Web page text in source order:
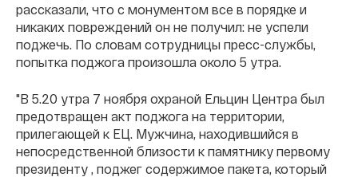
рассказали, что с монументом все в порядке и
никаких повреждений он не получил: не успели
поджечь. По словам сотрудницы пресс-службы,
попытка поджога произошла около 5 утра.
"В 5.20 утра 7 ноября охраной Ельцин Центра был
предотвращен акт поджога на территории,
прилегающей к ЕЦ. Мужчина, находившийся в
непосредственной близости к памятнику первому
президенту , поджег содержимое пакета, который